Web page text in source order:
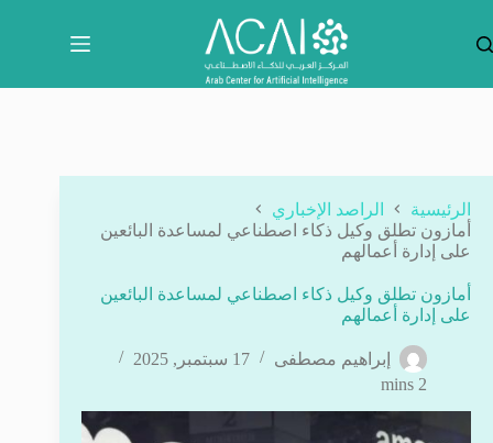
المحتوى
الرئيسية
الراصد الإخباري
أمازون تطلق وكيل ذكاء اصطناعي لمساعدة البائعين
على إدارة أعمالهم
أمازون تطلق وكيل ذكاء اصطناعي لمساعدة البائعين
على إدارة أعمالهم
إبراهيم مصطفى
17 سبتمبر, 2025
2 mins